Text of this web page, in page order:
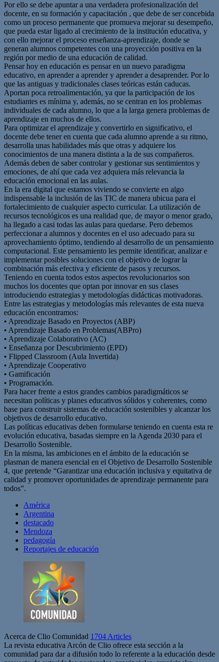
Por ello se debe apuntar a una verdadera profesionalización del
docente, en su formación y capacitación , que debe de ser concebida
como un proceso permanente que promueva mejorar su desempeño,
que pueda estar ligado al crecimiento de la institución educativa, y
con ello mejorar el proceso enseñanza-aprendizaje, donde se
generan alumnos competentes con una proyección positiva en la
región por medio de una educación de calidad.
Pensar hoy en educación es pensar en un nuevo paradigma
educativo, en aprender a aprender y aprender a desaprender. Por lo
que las antiguas y tradicionales clases teóricas están caducas.
Aportan poca retroalimentación, ya que la participación de los
estudiantes es mínima y, además, no se centran en los problemas
individuales de cada alumno, lo que a la larga genera problemas de
aprendizaje en muchos de ellos.
Para optimizar el aprendizaje y convertirlo en significativo, el
docente debe tener en cuenta que cada alumno aprende a su ritmo,
desarrolla unas habilidades más que otras y adquiere los
conocimientos de una manera distinta a la de sus compañeros.
Además deben de saber controlar y gestionar sus sentimientos y
emociones, de ahí que cada vez adquiera más relevancia la
educación emocional en las aulas.
En la era digital que estamos viviendo se convierte en algo
indispensable la inclusión de las TIC de manera ubicua para el
fortalecimiento de cualquier aspecto curricular. La utilización de
recursos tecnológicos es una realidad que, de mayor o menor grado,
ha llegado a casi todas las aulas para quedarse. Pero debemos
perfeccionar a alumnos y docentes en el uso adecuado para su
aprovechamiento óptimo, tendiendo al desarrollo de un pensamiento
computacional. Este pensamiento les permite identificar, analizar e
implementar posibles soluciones con el objetivo de lograr la
combinación más efectiva y eficiente de pasos y recursos.
Teniendo en cuenta todos estos aspectos revolucionarios son
muchos los docentes que optan por innovar en sus clases
introduciendo estrategias y metodologías didácticas motivadoras.
Entre las estrategias y metodologías más relevantes de esta nueva
educación encontramos:
• Aprendizaje Basado en Proyectos (ABP)
• Aprendizaje Basado en Problemas(ABPro)
• Aprendizaje Colaborativo (AC)
• Enseñanza por Descubrimiento (EPD)
• Flipped Classroom (Aula Invertida)
• Aprendizaje Cooperativo
• Gamificación
• Programación.
Para hacer frente a estos grandes cambios paradigmáticos se
necesitan políticas y planes educativos sólidos y coherentes, como
base para construir sistemas de educación sostenibles y alcanzar los
objetivos de desarrollo educativo.
Las políticas educativas deben formularse teniendo en cuenta esta re
evolución educativa, basadas siempre en la Agenda 2030 para el
Desarrollo Sostenible.
En la misma, las ambiciones en el ámbito de la educación se
plasman de manera esencial en el Objetivo de Desarrollo Sostenible
4, que pretende “Garantizar una educación inclusiva y equitativa de
calidad y promover oportunidades de aprendizaje permanente para
todos”.
América
Argentina
destacado
Mendoza
pedagogía
Reportajes de educación
Acerca de Clio Comunidad 1704 Articles
La revista educativa Arcón de Clio ofrece esta sección a la
comunidad para dar a difusión todo lo referente a la educación desde